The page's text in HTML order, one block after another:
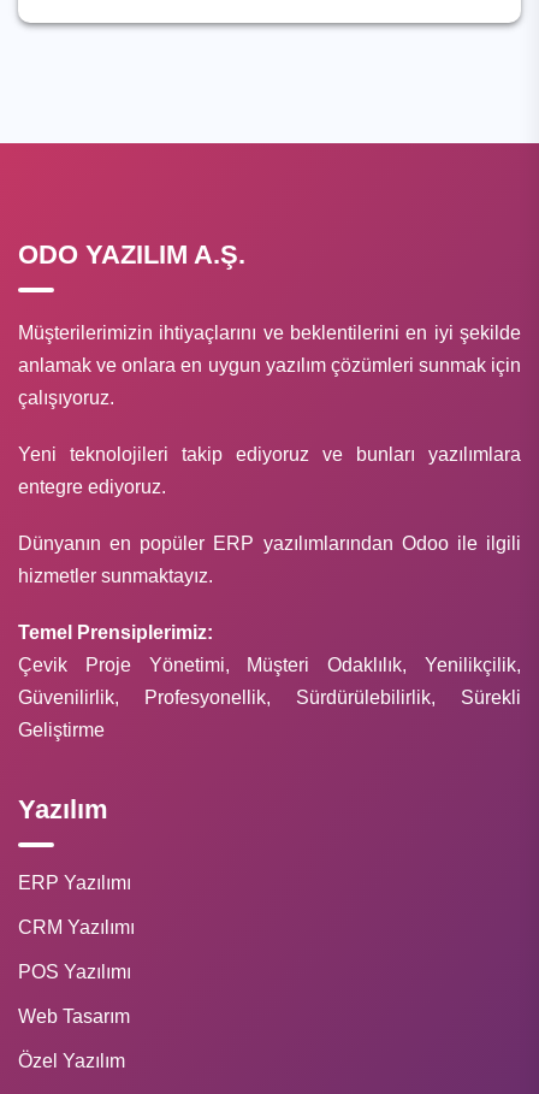
ODO YAZILIM A.Ş.
Müşterilerimizin ihtiyaçlarını ve beklentilerini en iyi şekilde
anlamak ve onlara en uygun yazılım çözümleri sunmak için
çalışıyoruz.
Yeni teknolojileri takip ediyoruz ve bunları yazılımlara
entegre ediyoruz.
Dünyanın en popüler ERP yazılımlarından Odoo ile ilgili
hizmetler sunmaktayız.
Temel Prensiplerimiz:
Çevik Proje Yönetimi, Müşteri Odaklılık, Yenilikçilik,
Güvenilirlik, Profesyonellik, Sürdürülebilirlik, Sürekli
Geliştirme
Yazılım
ERP Yazılımı
CRM Yazılımı
POS Yazılımı
Web Tasarım
Özel Yazılım